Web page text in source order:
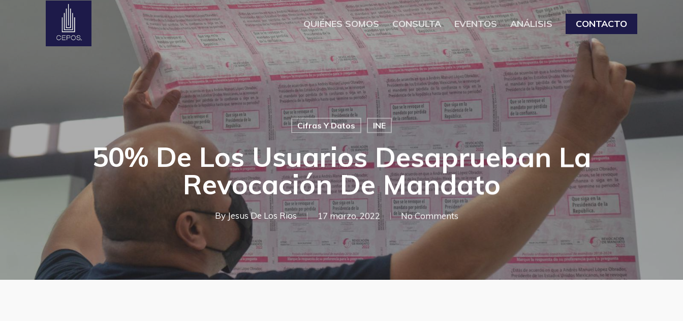
QUIÉNES SOMOS CONSULTA EVENTOS ANÁLISIS CONTACTO
Cifras Y Datos INE
50% De Los Usuarios Desaprueban La
Revocación De Mandato
ByJesus De Los Rios 17 marzo, 2022 No Comments